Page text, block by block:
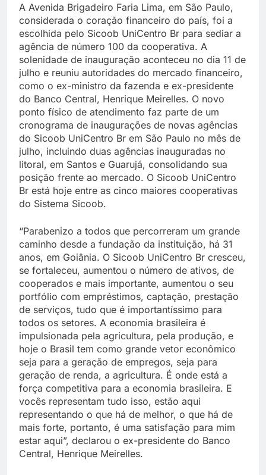
A Avenida Brigadeiro Faria Lima, em São Paulo,
considerada o coração financeiro do país, foi a
escolhida pelo Sicoob UniCentro Br para sediar a
agência de número 100 da cooperativa. A
solenidade de inauguração aconteceu no dia 11 de
julho e reuniu autoridades do mercado financeiro,
como o ex-ministro da fazenda e ex-presidente
do Banco Central, Henrique Meirelles. O novo
ponto físico de atendimento faz parte de um
cronograma de inaugurações de novas agências
do Sicoob UniCentro Br em São Paulo no mês de
julho, incluindo duas agências inauguradas no
litoral, em Santos e Guarujá, consolidando sua
posição frente ao mercado. O Sicoob UniCentro
Br está hoje entre as cinco maiores cooperativas
do Sistema Sicoob.
“Parabenizo a todos que percorreram um grande
caminho desde a fundação da instituição, há 31
anos, em Goiânia. O Sicoob UniCentro Br cresceu,
se fortaleceu, aumentou o número de ativos, de
cooperados e mais importante, aumentou o seu
portfólio com empréstimos, captação, prestação
de serviços, tudo que é importantíssimo para
todos os setores. A economia brasileira é
impulsionada pela agricultura, pela produção, e
hoje o Brasil tem como grande vetor econômico
seja para a geração de empregos, seja para
geração de renda, a agricultura. É onde está a
força competitiva para a economia brasileira. E
vocês representam tudo isso, estão aqui
representando o que há de melhor, o que há de
mais forte, portanto, é uma satisfação para mim
estar aqui”, declarou o ex-presidente do Banco
Central, Henrique Meirelles.